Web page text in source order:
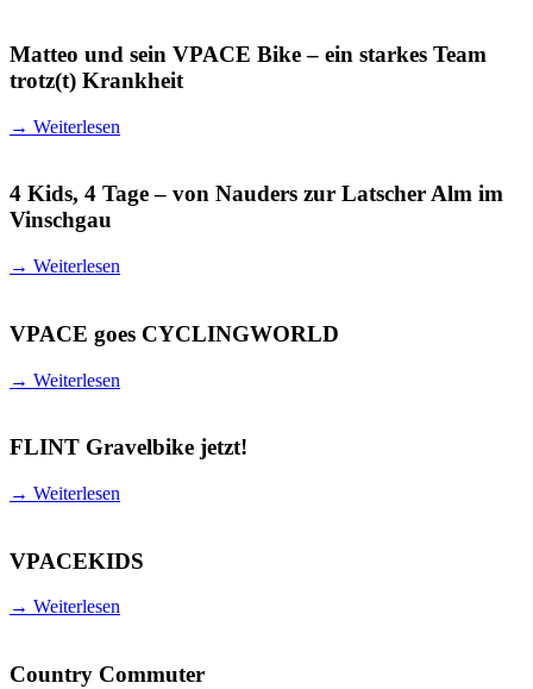
Matteo und sein VPACE Bike – ein starkes Team
trotz(t) Krankheit
→ Weiterlesen
4 Kids, 4 Tage – von Nauders zur Latscher Alm im
Vinschgau
→ Weiterlesen
VPACE goes CYCLINGWORLD
→ Weiterlesen
FLINT Gravelbike jetzt!
→ Weiterlesen
VPACEKIDS
→ Weiterlesen
Country Commuter